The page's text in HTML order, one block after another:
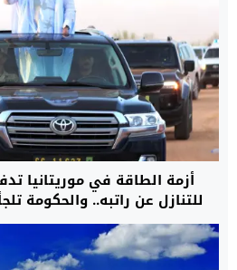
أزمة الطاقة في موريتانيا
للتنازل عن راتبه.. والحكومة
السيارات داخل